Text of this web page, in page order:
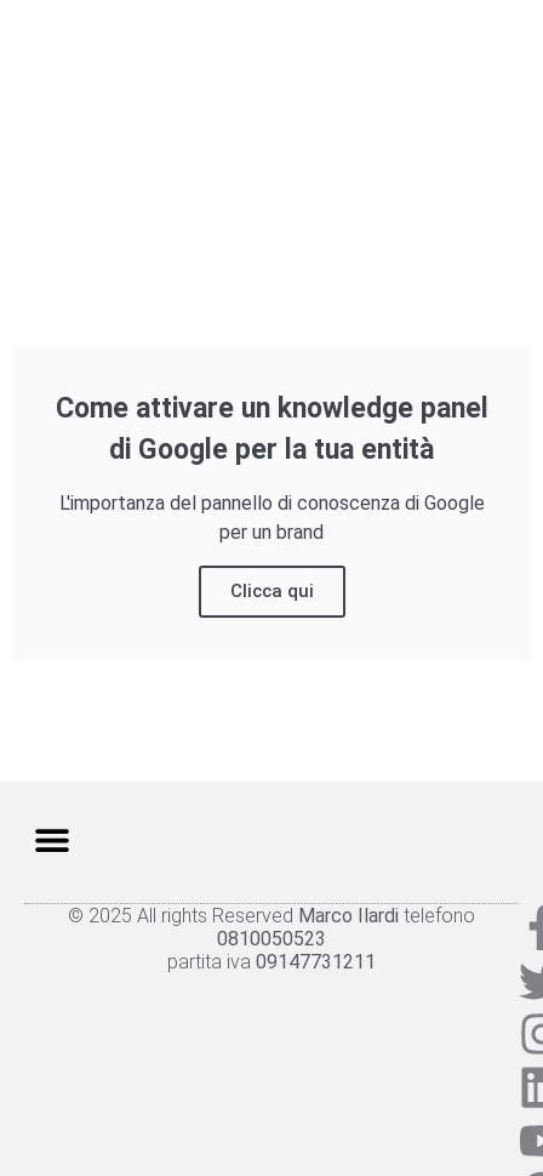
Come attivare un knowledge panel
di Google per la tua entità
L'importanza del pannello di conoscenza di Google
per un brand
Clicca qui
© 2025 All rights Reserved Marco Ilardi telefono
0810050523
partita iva 09147731211